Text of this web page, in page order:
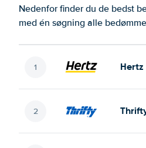
Nedenfor finder du de bedst
med én søgning alle
Hertz